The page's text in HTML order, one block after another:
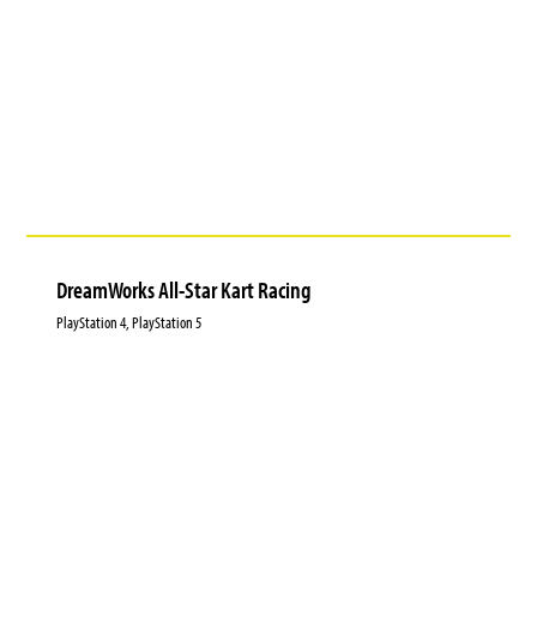
DreamWorks All-Star Kart Racing
PlayStation 4, PlayStation 5